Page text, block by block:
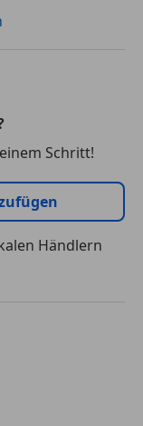
Schritt!
Händlern